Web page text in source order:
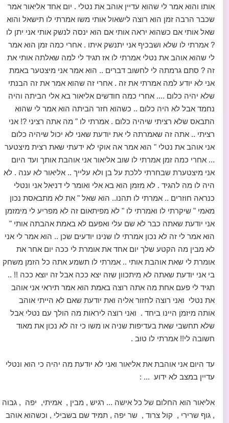
אותו והוא אמר לי שהוא עדיין אוהב את נטלי . יום אחד אליאור אמר
שכבר הרבה זמן הוא רוצה לישאול אותי משו אמרתי לו תישאל והוא
שאל אותי אם כשהוא יראה אותי אם הוא ינסה לנשק אותי אני יתן לו
? אמרתי לו שלא ושבכיף אני יתנשק איתו . אחרי כמה זמן הוא אמר
לי שהוא אוהב את נטלי אמרתי לו אז תגיד לי למה שאלתה אותי את
זה ? סתם גרמתה לי לחשוב דברים .. הוא אמר אני מיצטער באמת
אני לא יודע למה אמרתי את זה . אחרי זה שהוא אמר את זה הבנתי
שלא יהיה כלום .... אחרי כמה חודשים אליאור בא אלי הביתה והיה
נחמד אבל לא היה כלום .. כשהוא חזר הביתה הוא אמר לי שהוא
התבאס שלא רציתי שיהיה כלום . אמרתי לו " מה אתה רציני ?! אני
רציתי .. אתה זה שאמרתה לי את יודעת שאני לא יכול שיהיה כלום
אני אוהב את נטלי " הוא אמר אה אוקי לא ידעתי שאת רצית מיצטער
... אחרי כמה זמן אמרתי לו שוב אליאור אני אוהבת אותך ועד היום
אני מיצטערת שבחרתי ללכת על בן ולא עלייך .. אליאור לא ענה . לא
היה לו מה להגיד . לא מזמן הוא בא אלי ואומר לי דניאל אני ונטלי
כנראה חוזרים .. אמרתי לו תהנו.. הוא שאל " את לא מתבאסת נכון
מאמי " שיקרתי לו ואמרתי לו " לא מפיתאום זה לא מפריע לי מימזמן
אני יודעת שאתה כבר לא שם עלי ואפעם לא באמת אהבתה אותי "
הוא אמר לי זה לא נכון אמרתי לו שנינו יודעים שכן .. הוא אמר לי אני
לא מבין מה הקטע שלך יום אחד את אומרת לי ככה יום אחר את
אומרת לי שאת אוהבת אותי .. אמרתי לו תשמע אתה כל הזמן משחק
בי אני יודעת שאתה לא מיתכוון שזה יצא ככה אבל זה יוצא ככה !! ..
תגיד לי פעם אחת מה אתה רוצה באמת הוא אמר תיראי אני אוהב
את נטלי ואני רוצה לחזור אליה ואת יודעת שאם לא הייתי אוהב
אותה מיזמן היינו ביחד . ואני רוצה ליראות מה הולך עם נטלי אבל
שלא תחשבי שאת בעדיפות שניה או משו כי זה לא נכון את מאוד
חשובה לי!! אמרתי לו טוב .
עד היום אני אוהבת את אליאור ואני לא יודעת מה יהיה כי הוא ונטלי
עדיין במצב לא ידוע ... :
אליאור הוא החלום של כל אישה ... רגיש , מבין , אמיתי, יפה , גבוה
, גוף שרירי , קול צרוד , שר יפה , תמיד שם בשבילי , וכשהוא אוהב